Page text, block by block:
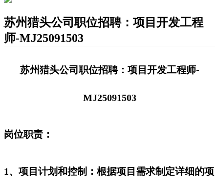
苏州猎头公司职位招聘：项目开发工程
师-MJ25091503
苏州猎头公司职位招聘：项目开发工程师-
MJ25091503
岗位职责：
1、项目计划和控制‌：根据项目需求制定详细的项